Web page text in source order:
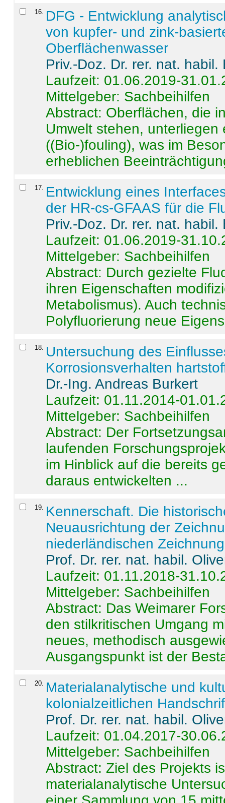
16
DFG - Entwicklung
von kupfer- und zink-
Oberflächenwasser
Priv.-Doz. Dr. rer. nat.
Laufzeit: 01.06.2019-
Mittelgeber: Sachbeihilfen
Abstract: Oberflächen, die
Umwelt stehen,
((Bio-)fouling), was im
erheblichen
17
Entwicklung eines
der HR-cs-GFAAS für die
Priv.-Doz. Dr. rer. nat.
Laufzeit: 01.06.2019-
Mittelgeber: Sachbeihilfen
Abstract: Durch gezielte
ihren Eigenschaften
Metabolismus). Auch
Polyfluorierung neue
18
Untersuchung des
Korrosionsverhalten
Dr.-Ing. Andreas Burkert
Laufzeit: 01.11.2014-
Mittelgeber: Sachbeihilfen
Abstract: Der
laufenden
im Hinblick auf die bereits
daraus entwickelten ...
19
Kennerschaft. Die
Neuausrichtung der
niederländischen
Prof. Dr. rer. nat. habil.
Laufzeit: 01.11.2018-
Mittelgeber: Sachbeihilfen
Abstract: Das Weimarer
den stilkritischen Umgang
neues, methodisch
Ausgangspunkt ist der
20
Materialanalytische und
kolonialzeitlichen
Prof. Dr. rer. nat. habil.
Laufzeit: 01.04.2017-
Mittelgeber: Sachbeihilfen
Abstract:Ziel des Projekts
materialanalytische